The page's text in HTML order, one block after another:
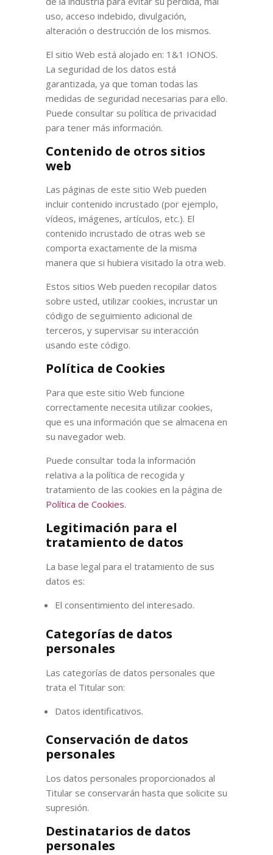
uso, acceso indebido, divulgación,
alteración o destrucción de los mismos.
El sitio Web está alojado en: 1&1 IONOS.
La seguridad de los datos está
garantizada, ya que toman todas las
medidas de seguridad necesarias para ello.
Puede consultar su política de privacidad
para tener más información.
Contenido de otros sitios
web
Las páginas de este sitio Web pueden
incluir contenido incrustado (por ejemplo,
vídeos, imágenes, artículos, etc.). El
contenido incrustado de otras web se
comporta exactamente de la misma
manera que si hubiera visitado la otra web.
Estos sitios Web pueden recopilar datos
sobre usted, utilizar cookies, incrustar un
código de seguimiento adicional de
terceros, y supervisar su interacción
usando este código.
Política de Cookies
Para que este sitio Web funcione
correctamente necesita utilizar cookies,
que es una información que se almacena en
su navegador web.
Puede consultar toda la información
relativa a la política de recogida y
tratamiento de las cookies en la página de
Política de Cookies.
Legitimación para el
tratamiento de datos
La base legal para el tratamiento de sus
datos es:
El consentimiento del interesado.
Categorías de datos
personales
Las categorías de datos personales que
trata el Titular son:
Datos identificativos.
Conservación de datos
personales
Los datos personales proporcionados al
Titular se conservarán hasta que solicite su
supresión.
Destinatarios de datos
personales